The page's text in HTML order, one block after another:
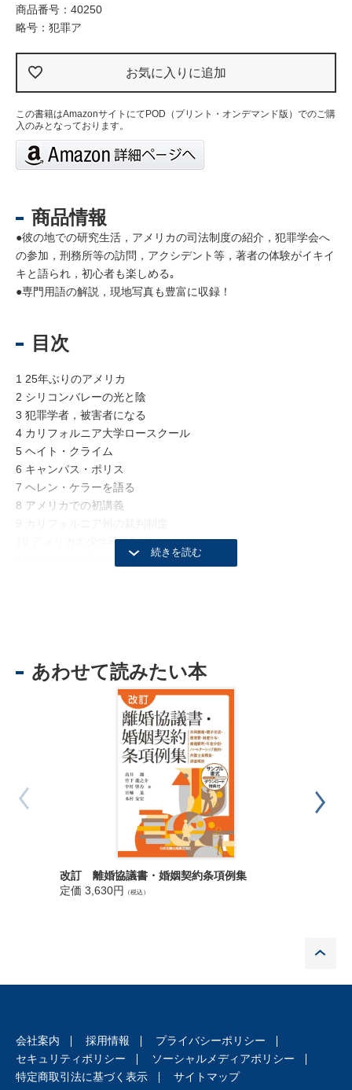
商品番号：40250
略号：犯罪ア
お気に入りに追加
この書籍はAmazonサイトにてPOD（プリント・オンデマンド版）でのご購
入のみとなっております。
商品情報
●彼の地での研究生活，アメリカの司法制度の紹介，犯罪学会へ
の参加，刑務所等の訪問，アクシデント等，著者の体験がイキイ
キと語られ，初心者も楽しめる｡
●専門用語の解説，現地写真も豊富に収録！
目次
1 25年ぶりのアメリカ
2 シリコンバレーの光と陰
3 犯罪学者，被害者になる
4 カリフォルニア大学ロースクール
5 ヘイト・クライム
6 キャンパス・ポリス
7 ヘレン・ケラーを語る
8 アメリカでの初講義
10 アメリカの少年司法制度
11 アメリカ犯罪学会に参加する
あわせて読みたい本
改訂 離婚協議書・婚姻契約条項例集
定価 3,630円
（税込）
会社案内 採用情報
プライバシーポリシー
セキュリティポリシー
ソーシャルメディアポリシー
特定商取引法に基づく表示
サイトマップ